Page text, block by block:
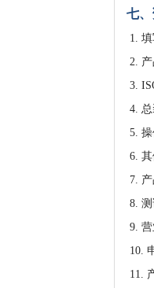
七
1.
2. 产
3.
4. 总
5.
6.
7.
8.
9. 营
10.
11.